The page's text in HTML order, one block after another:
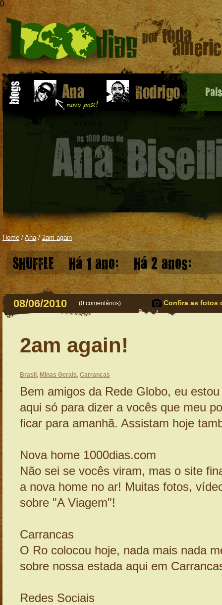
0
Home/ Ana/2am again
SHUFFLE Há 1 ano: Há 2 anos:
08/06/2010 (0 comentários) Confira as fotos
2am again!
Brasil , Minas Gerais, Carrancas
Bem amigos da Rede Globo, eu
aqui só para dizer a vocês que meu
ficar para amanhã. Assistam hoje
Nova home 1000dias.com
Não sei se vocês viram, mas o site
a nova home no ar! Muitas fotos,
sobre "A Viagem"!
Carrancas
O Ro colocou hoje, nada mais nada
sobre nossa estada aqui em
Redes Sociais